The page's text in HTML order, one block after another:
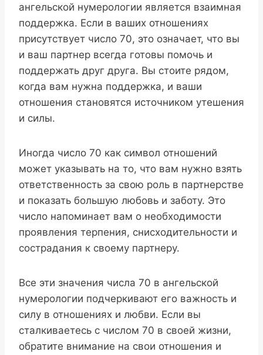
ангельской нумерологии является взаимная
поддержка. Если в ваших отношениях
присутствует число 70, это означает, что вы
и ваш партнер всегда готовы помочь и
поддержать друг друга. Вы стоите рядом,
когда вам нужна поддержка, и ваши
отношения становятся источником утешения
и силы.
Иногда число 70 как символ отношений
может указывать на то, что вам нужно взять
ответственность за свою роль в партнерстве
и показать большую любовь и заботу. Это
число напоминает вам о необходимости
проявления терпения, снисходительности и
сострадания к своему партнеру.
Все эти значения числа 70 в ангельской
нумерологии подчеркивают его важность и
силу в отношениях и любви. Если вы
сталкиваетесь с числом 70 в своей жизни,
обратите внимание на свои отношения и